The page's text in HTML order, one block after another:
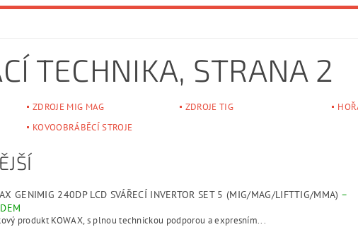
TECHNIKA, STRANA 2
ZDROJE MIG MAG ZDROJE TIG
KOVOOBRÁBĚCÍ STROJE
GENIMIG 240DP LCD SVÁŘECÍ INVERTOR SET 5 (MIG/MAG/LIFTTIG/MMA) –
produkt KOWAX, s plnou technickou podporou a expresním...